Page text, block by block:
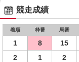
競走成績
着順 枠番 馬番
1 8 15
2
1 2